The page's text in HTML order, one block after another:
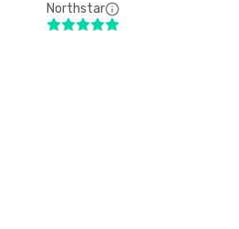
Northstar